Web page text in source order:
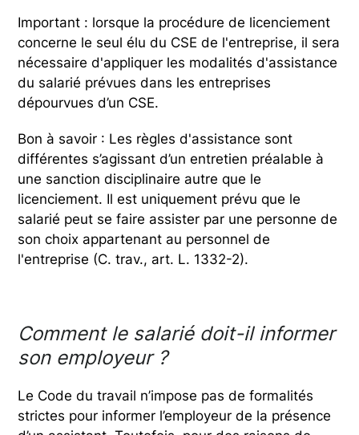
Important : lorsque la procédure de licenciement
concerne le seul élu du CSE de l'entreprise, il sera
nécessaire d'appliquer les modalités d'assistance
du salarié prévues dans les entreprises
dépourvues d’un CSE.
Bon à savoir : Les règles d'assistance sont
différentes s’agissant d’un entretien préalable à
une sanction disciplinaire autre que le
licenciement. Il est uniquement prévu que le
salarié peut se faire assister par une personne de
son choix appartenant au personnel de
l'entreprise (C. trav., art. L. 1332-2).
Comment le salarié doit-il informer
son employeur ?
Le Code du travail n’impose pas de formalités
strictes pour informer l’employeur de la présence